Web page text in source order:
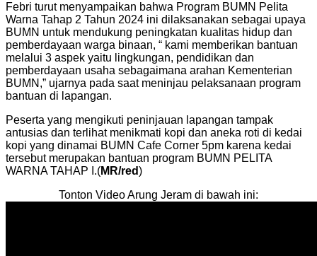
Febri turut menyampaikan bahwa Program BUMN Pelita
Warna Tahap 2 Tahun 2024 ini dilaksanakan sebagai upaya
BUMN untuk mendukung peningkatan kualitas hidup dan
pemberdayaan warga binaan, “ kami memberikan bantuan
melalui 3 aspek yaitu lingkungan, pendidikan dan
pemberdayaan usaha sebagaimana arahan Kementerian
BUMN,” ujarnya pada saat meninjau pelaksanaan program
bantuan di lapangan.
Peserta yang mengikuti peninjauan lapangan tampak
antusias dan terlihat menikmati kopi dan aneka roti di kedai
kopi yang dinamai BUMN Cafe Corner 5pm karena kedai
tersebut merupakan bantuan program BUMN PELITA
WARNA TAHAP I.(MR/red)
Tonton Video Arung Jeram di bawah ini: